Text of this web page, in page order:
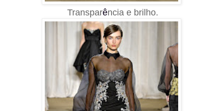
Transparência ebrilho.